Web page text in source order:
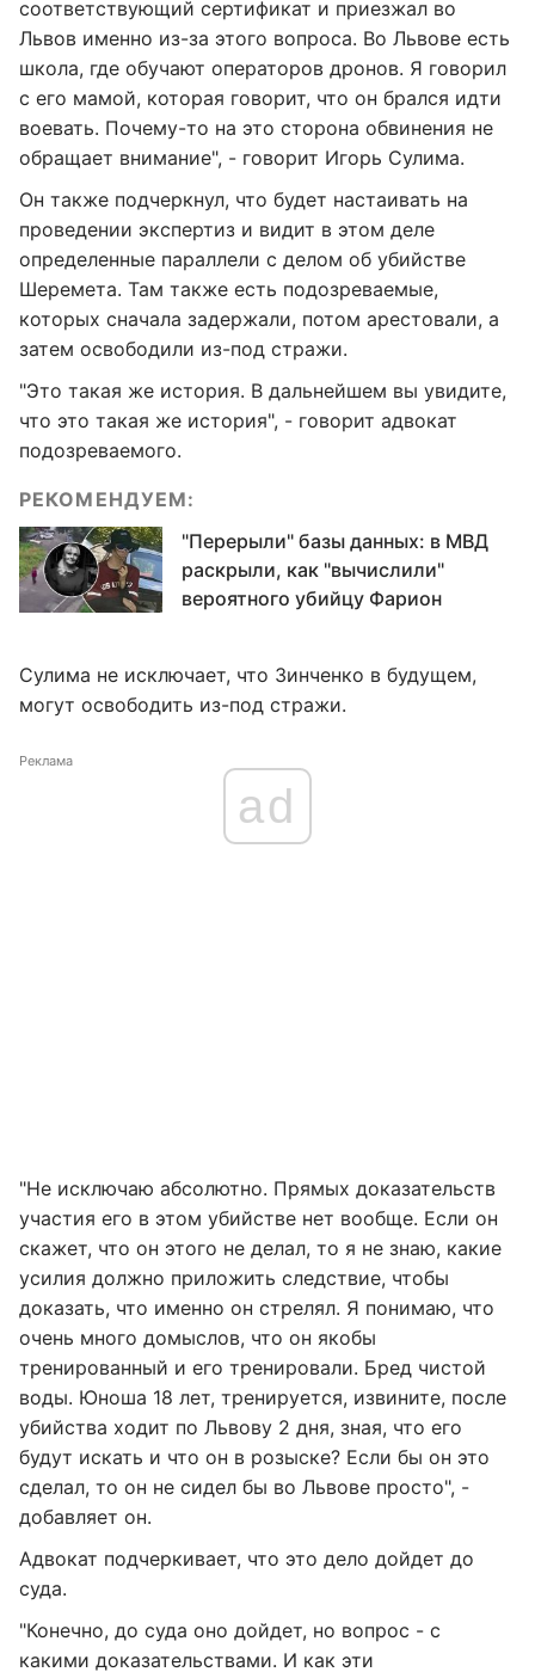
соответствующий сертификат и приезжал во
Львов именно из-за этого вопроса. Во Львове есть
школа, где обучают операторов дронов. Я говорил
с его мамой, которая говорит, что он брался идти
воевать. Почему-то на это сторона обвинения не
обращает внимание", - говорит Игорь Сулима.
Он также подчеркнул, что будет настаивать на
проведении экспертиз и видит в этом деле
определенные параллели с делом об убийстве
Шеремета. Там также есть подозреваемые,
которых сначала задержали, потом арестовали, а
затем освободили из-под стражи.
"Это такая же история. В дальнейшем вы увидите,
что это такая же история", - говорит адвокат
подозреваемого.
РЕКОМЕНДУЕМ:
"Перерыли" базы данных: в МВД
раскрыли, как "вычислили"
вероятного убийцу Фарион
Сулима не исключает, что Зинченко в будущем,
могут освободить из-под стражи.
Реклама
ad
"Не исключаю абсолютно. Прямых доказательств
участия его в этом убийстве нет вообще. Если он
скажет, что он этого не делал, то я не знаю, какие
усилия должно приложить следствие, чтобы
доказать, что именно он стрелял. Я понимаю, что
очень много домыслов, что он якобы
тренированный и его тренировали. Бред чистой
воды. Юноша 18 лет, тренируется, извините, после
убийства ходит по Львову 2 дня, зная, что его
будут искать и что он в розыске? Если бы он это
сделал, то он не сидел бы во Львове просто", -
добавляет он.
Адвокат подчеркивает, что это дело дойдет до
суда.
"Конечно, до суда оно дойдет, но вопрос - с
какими доказательствами. И как эти